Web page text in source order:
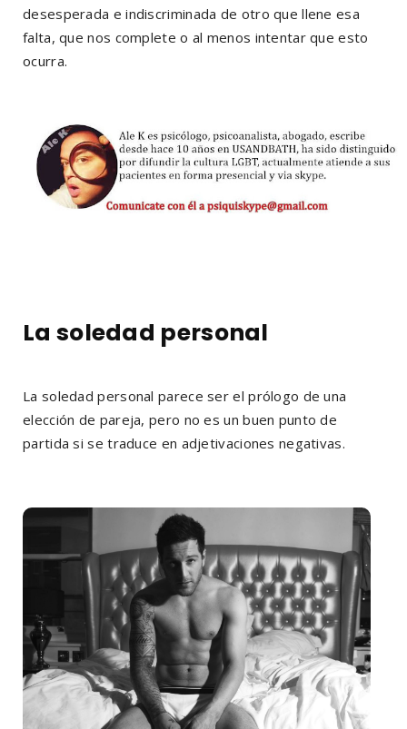
desesperada e indiscriminada de otro que llene esa
falta, que nos complete o al menos intentar que esto
ocurra.
La soledad personal
La soledad personal parece ser el prólogo de una
elección de pareja, pero no es un buen punto de
partida si se traduce en adjetivaciones negativas.